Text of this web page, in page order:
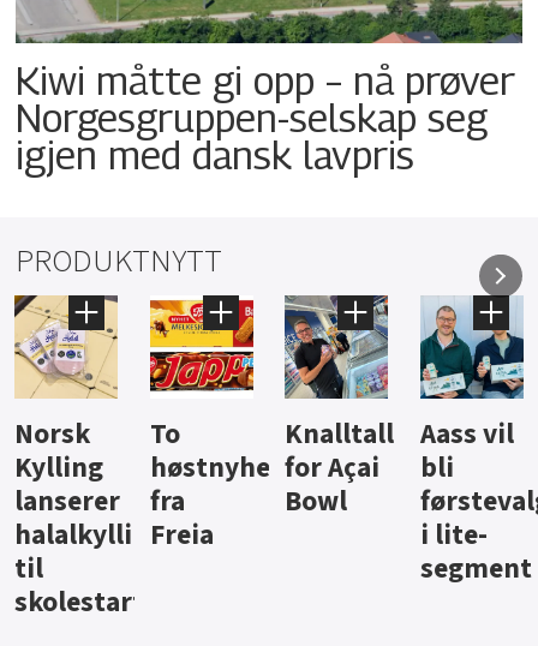
Kiwi måtte gi opp – nå prøver
Norgesgruppen-selskap seg
igjen med dansk lavpris
PRODUKTNYTT
Knalltall
for Açai
Bowl
Aass vil
bli
førstevalg
i lite-
Brus og
jus fra
Berentsen
Hard
iste fra
Hansa